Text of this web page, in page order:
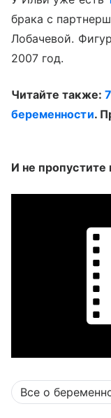
брака с
Лобачевой.
2007 год.
Читайте также:
беременности.
И не пропустите
Все о